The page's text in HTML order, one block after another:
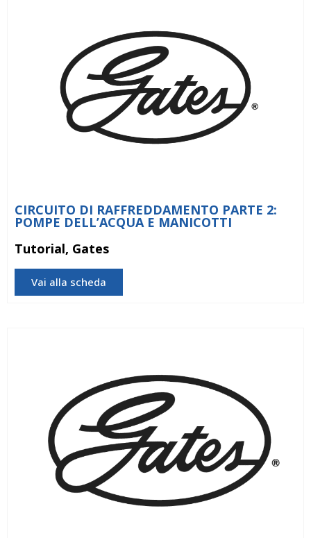
CIRCUITO DI RAFFREDDAMENTO PARTE 2:
POMPE DELL’ACQUA E MANICOTTI
Tutorial, Gates
Vai alla scheda